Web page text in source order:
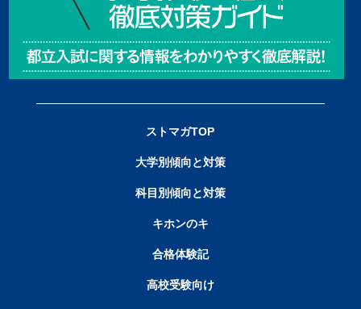
ストマガTOP
大学別傾向と対策
科目別傾向と対策
キホンのキ
合格体験記
高校受験向け